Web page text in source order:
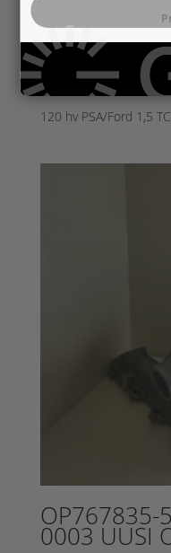
FO819872-
120 hv PSA/Ford 1,5
OP767835-
0003 UUSI